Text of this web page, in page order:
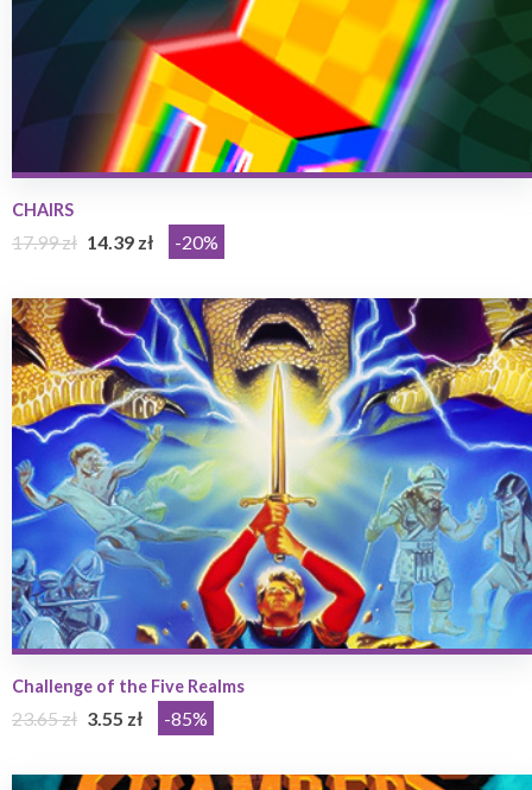
CHAIRS
17.99 zł 14.39 zł -20%
Challenge of the Five Realms
23.65 zł 3.55 zł -85%